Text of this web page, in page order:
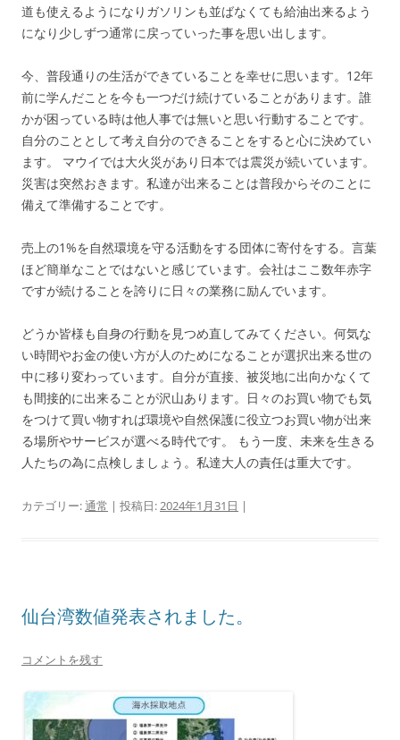
道も使えるようになりガソリンも並ばなくても給油出来るよう
になり少しずつ通常に戻っていった事を思い出します。
今、普段通りの生活ができていることを幸せに思います。12年
前に学んだことを今も一つだけ続けていることがあります。誰
かが困っている時は他人事では無いと思い行動することです。
自分のこととして考え自分のできることをすると心に決めてい
ます。 マウイでは大火災があり日本では震災が続いています。
災害は突然おきます。私達が出来ることは普段からそのことに
備えて準備することです。
売上の1%を自然環境を守る活動をする団体に寄付をする。言葉
ほど簡単なことではないと感じています。会社はここ数年赤字
ですが続けることを誇りに日々の業務に励んでいます。
どうか皆様も自身の行動を見つめ直してみてください。何気な
い時間やお金の使い方が人のためになることが選択出来る世の
中に移り変わっています。自分が直接、被災地に出向かなくて
も間接的に出来ることが沢山あります。日々のお買い物でも気
をつけて買い物すれば環境や自然保護に役立つお買い物が出来
る場所やサービスが選べる時代です。 もう一度、未来を生きる
人たちの為に点検しましょう。私達大人の責任は重大です。
カテゴリー:通常 | 投稿日:2024年1月31日 |
仙台湾数値発表されました。
コメントを残す